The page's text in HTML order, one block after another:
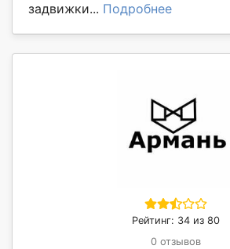
задвижки... Подробнее
Рейтинг: 34 из 80
0 отзывов